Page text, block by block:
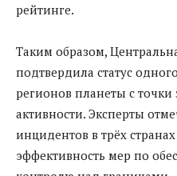
рейтинге.
Таким образом,
подтвердила статус
регионов планеты с точки
активности. Эксперты
инцидентов в трёх
эффективность мер по